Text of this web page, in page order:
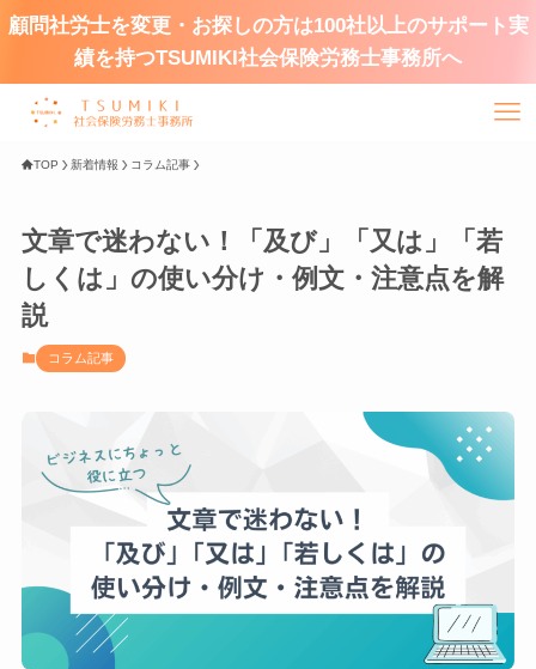
顧問社労士を変更・お探しの方は100社以上のサポート実
績を持つTSUMIKI社会保険労務士事務所へ
TOP 新着情報 コラム記事
文章で迷わない！「及び」「又は」「若
しくは」の使い分け・例文・注意点を解
説
コラム記事